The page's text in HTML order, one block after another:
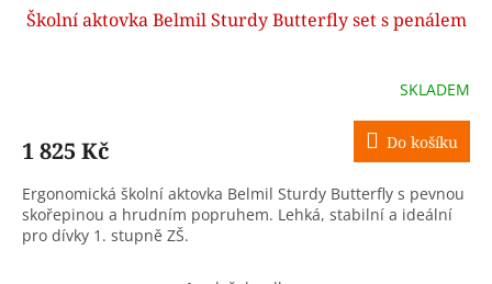
Školní aktovka Belmil Sturdy Butterfly set s penálem
SKLADEM
1 825 Kč Do košíku
Ergonomická školní aktovka Belmil Sturdy Butterfly s pevnou
skořepinou a hrudním popruhem. Lehká, stabilní a ideální
pro dívky 1. stupně ZŠ.